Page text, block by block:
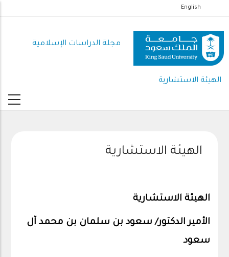
إلى
المحتوى
الرئيسي
English
مجلة الدراسات الإسلامية
الهيئة الاستشارية
الهيئة الاستشارية
الهيئة الاستشارية
الأمير الدكتور/ سعود بن سلمان بن محمد آل
سعود